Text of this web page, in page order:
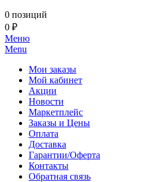
0 позиций
0 ₽
Меню
Menu
Мои заказы
Мой кабинет
Акции
Новости
Маркетплейс
Заказы и Цены
Оплата
Доставка
Гарантии/Оферта
Контакты
Обратная связь